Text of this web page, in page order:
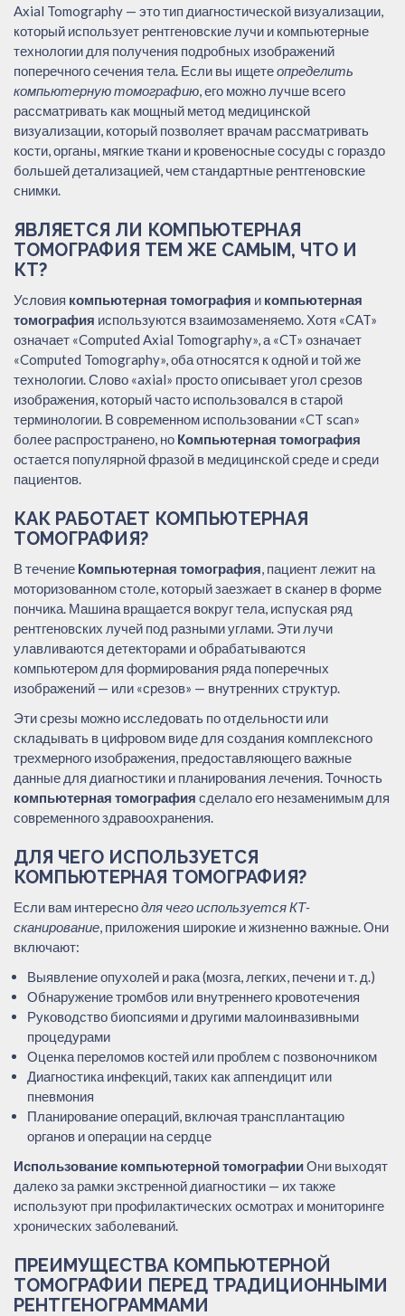
Axial Tomography — это тип диагностической визуализации,
который использует рентгеновские лучи и компьютерные
технологии для получения подробных изображений
поперечного сечения тела. Если вы ищетеопределить
компьютерную томографию, его можно лучше всего
рассматривать как мощный метод медицинской
визуализации, который позволяет врачам рассматривать
кости, органы, мягкие ткани и кровеносные сосуды с гораздо
большей детализацией, чем стандартные рентгеновские
снимки.
ЯВЛЯЕТСЯ ЛИ КОМПЬЮТЕРНАЯ
ТОМОГРАФИЯ ТЕМ ЖЕ САМЫМ, ЧТО И
КТ?
Условия компьютерная томография и компьютерная
томография используются взаимозаменяемо. Хотя «CAT»
означает «Computed Axial Tomography», а «CT» означает
«Computed Tomography», оба относятся к одной и той же
технологии. Слово «axial» просто описывает угол срезов
изображения, который часто использовался в старой
терминологии. В современном использовании «CT scan»
более распространено, но Компьютерная томография
остается популярной фразой в медицинской среде и среди
пациентов.
КАК РАБОТАЕТ КОМПЬЮТЕРНАЯ
ТОМОГРАФИЯ?
В течение Компьютерная томография, пациент лежит на
моторизованном столе, который заезжает в сканер в форме
пончика. Машина вращается вокруг тела, испуская ряд
рентгеновских лучей под разными углами. Эти лучи
улавливаются детекторами и обрабатываются
компьютером для формирования ряда поперечных
изображений — или «срезов» — внутренних структур.
Эти срезы можно исследовать по отдельности или
складывать в цифровом виде для создания комплексного
трехмерного изображения, предоставляющего важные
данные для диагностики и планирования лечения. Точность
компьютерная томография сделало его незаменимым для
современного здравоохранения.
ДЛЯ ЧЕГО ИСПОЛЬЗУЕТСЯ
КОМПЬЮТЕРНАЯ ТОМОГРАФИЯ?
Если вам интереснодля чего используется КТ-
сканирование, приложения широкие и жизненно важные. Они
включают:
Выявление опухолей и рака (мозга, легких, печени и т. д.)
Обнаружение тромбов или внутреннего кровотечения
Руководство биопсиями и другими малоинвазивными
процедурами
Оценка переломов костей или проблем с позвоночником
Диагностика инфекций, таких как аппендицит или
пневмония
Планирование операций, включая трансплантацию
органов и операции на сердце
Использование компьютерной томографииОни выходят
далеко за рамки экстренной диагностики — их также
используют при профилактических осмотрах и мониторинге
хронических заболеваний.
ПРЕИМУЩЕСТВА КОМПЬЮТЕРНОЙ
ТОМОГРАФИИ ПЕРЕД ТРАДИЦИОННЫМИ
РЕНТГЕНОГРАММАМИ